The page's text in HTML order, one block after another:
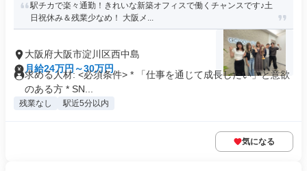
駅チカで楽々通勤！きれいな新築オフィスで働くチャンスです♪土
日祝休み＆残業少なめ！ 大阪メ...
大阪府大阪市淀川区西中島
月給24万円～30万円
求める人材: <必須条件> * 「仕事を通じて成長したい」と意欲
のある方 * SN...
残業なし 駅近5分以内
気になる